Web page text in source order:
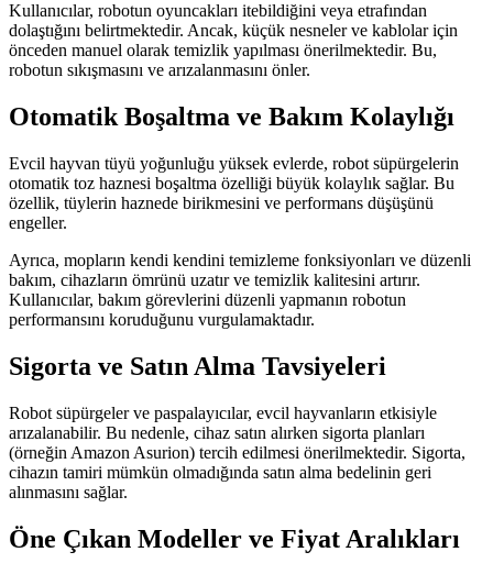
Kullanıcılar, robotun oyuncakları itebildiğini veya etrafından
dolaştığını belirtmektedir. Ancak, küçük nesneler ve kablolar için
önceden manuel olarak temizlik yapılması önerilmektedir. Bu,
robotun sıkışmasını ve arızalanmasını önler.
Otomatik Boşaltma ve Bakım Kolaylığı
Evcil hayvan tüyü yoğunluğu yüksek evlerde, robot süpürgelerin
otomatik toz haznesi boşaltma özelliği büyük kolaylık sağlar. Bu
özellik, tüylerin haznede birikmesini ve performans düşüşünü
engeller.
Ayrıca, mopların kendi kendini temizleme fonksiyonları ve düzenli
bakım, cihazların ömrünü uzatır ve temizlik kalitesini artırır.
Kullanıcılar, bakım görevlerini düzenli yapmanın robotun
performansını koruduğunu vurgulamaktadır.
Sigorta ve Satın Alma Tavsiyeleri
Robot süpürgeler ve paspalayıcılar, evcil hayvanların etkisiyle
arızalanabilir. Bu nedenle, cihaz satın alırken sigorta planları
(örneğin Amazon Asurion) tercih edilmesi önerilmektedir. Sigorta,
cihazın tamiri mümkün olmadığında satın alma bedelinin geri
alınmasını sağlar.
Öne Çıkan Modeller ve Fiyat Aralıkları